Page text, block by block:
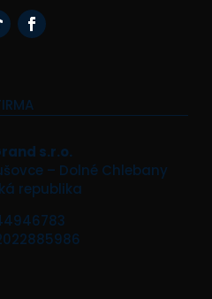
s.r.o.
– Dolné Chlebany
republika